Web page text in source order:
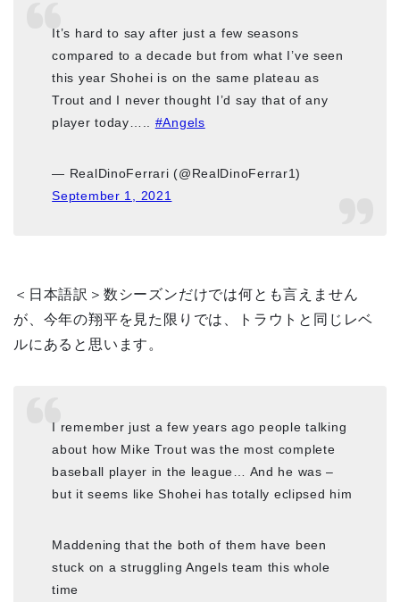
It’s hard to say after just a few seasons
compared to a decade but from what I’ve seen
this year Shohei is on the same plateau as
Trout and I never thought I’d say that of any
player today….. #Angels
— RealDinoFerrari (@RealDinoFerrar1)
September 1, 2021
＜日本語訳＞数シーズンだけでは何とも言えません
が、今年の翔平を見た限りでは、トラウトと同じレベ
ルにあると思います。
I remember just a few years ago people talking
about how Mike Trout was the most complete
baseball player in the league… And he was –
but it seems like Shohei has totally eclipsed him
Maddening that the both of them have been
stuck on a struggling Angels team this whole
time